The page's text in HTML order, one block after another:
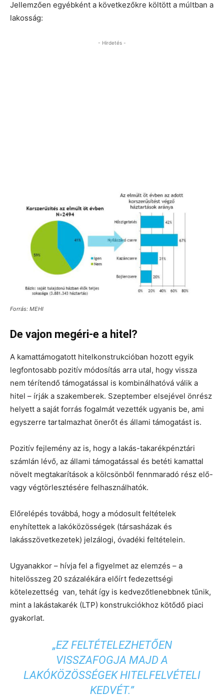
Jellemzően egyébként a következőkre költött a múltban a
lakosság:
- Hirdetés -
Forrás: MEHI
De vajon megéri-e a hitel?
A kamattámogatott hitelkonstrukcióban hozott egyik
legfontosabb pozitív módosítás arra utal, hogy vissza
nem térítendő támogatással is kombinálhatóvá válik a
hitel – írják a szakemberek. Szeptember elsejével önrész
helyett a saját forrás fogalmát vezették ugyanis be, ami
egyszerre tartalmazhat önerőt és állami támogatást is.
Pozitív fejlemény az is, hogy a lakás-takarékpénztári
számlán lévő, az állami támogatással és betéti kamattal
növelt megtakarítások a kölcsönből fennmaradó rész elő-
vagy végtörlesztésére felhasználhatók.
Előrelépés továbbá, hogy a módosult feltételek
enyhítettek a lakóközösségek (társasházak és
lakásszövetkezetek) jelzálogi, óvadéki feltételein.
Ugyanakkor – hívja fel a figyelmet az elemzés – a
hitelösszeg 20 százalékára előírt fedezettségi
kötelezettség van, tehát így is kedvezőtlenebbnek tűnik,
mint a lakástakarék (LTP) konstrukciókhoz kötődő piaci
gyakorlat.
„EZ FELTÉTELEZHETŐEN
VISSZAFOGJA MAJD A
LAKÓKÖZÖSSÉGEK HITELFELVÉTELI
KEDVÉT.”